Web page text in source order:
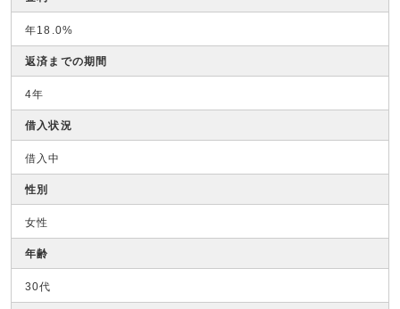
年18.0%
返済までの期間
4年
借入状況
借入中
性別
女性
年齢
30代